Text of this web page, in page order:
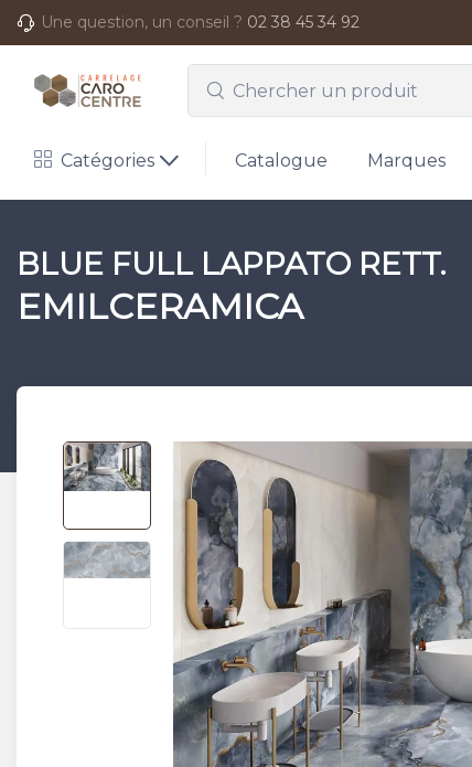
Une question, un conseil ? 02 38 45 34 92
Catégories Catalogue Marques
BLUE FULL LAPPATO RETT.
EMILCERAMICA